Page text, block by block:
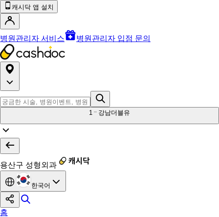
캐시닥 앱 설치
병원관리자 서비스 병원관리자 입점 문의
1 강남더블유
용산구 성형외과
한국어
홈